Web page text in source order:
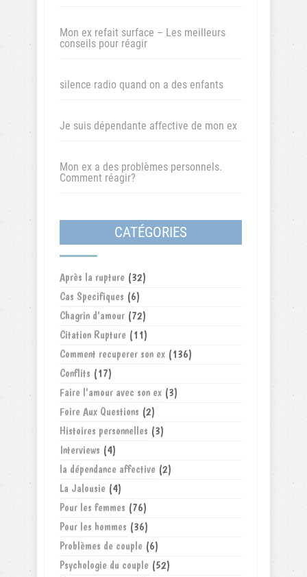
Mon ex refait surface – Les meilleurs
conseils pour réagir
silence radio quand on a des enfants
Je suis dépendante affective de mon ex
Mon ex a des problèmes personnels.
Comment réagir?
CATÉGORIES
Après la rupture (32)
Cas Specifiques (6)
Chagrin d'amour (72)
Citation Rupture (11)
Comment recuperer son ex (136)
Conflits (17)
Faire l'amour avec son ex (3)
Foire Aux Questions (2)
Histoires personnelles (3)
Interviews (4)
la dépendance affective (2)
La Jalousie (4)
Pour les femmes (76)
Pour les hommes (36)
Problèmes de couple (6)
Psychologie du couple (52)